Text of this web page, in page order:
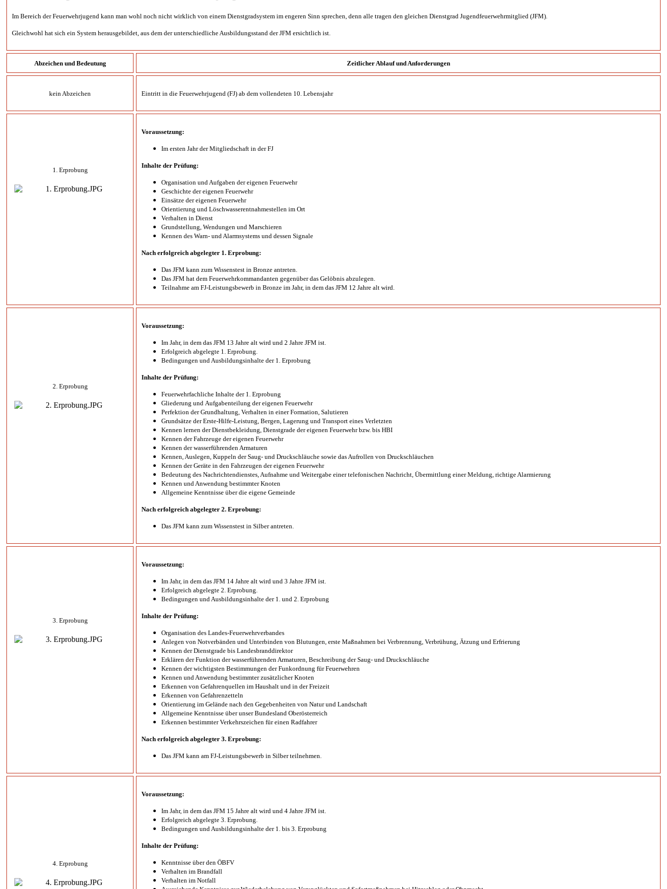
Im Bereich der Feuerwehrjugend kann man wohl noch nicht wirklich von einem Dienstgradsystem im engeren Sinn sprechen, denn alle tragen den gleichen Dienstgrad Jugendfeuerwehrmitglied (JFM).
Gleichwohl hat sich ein System herausgebildet, aus dem der unterschiedliche Ausbildungsstand der JFM ersichtlich ist.
Abzeichen und Bedeutung Zeitlicher Ablauf und Anforderungen
kein Abzeichen Eintritt in die Feuerwehrjugend (FJ) ab dem vollendeten 10. Lebensjahr
1. Erprobung
Voraussetzung:
Im ersten Jahr der Mitgliedschaft in der FJ
Inhalte der Prüfung:
Organisation und Aufgaben der eigenen Feuerwehr
Geschichte der eigenen Feuerwehr
Einsätze der eigenen Feuerwehr
Orientierung und Löschwasserentnahmestellen im Ort
Verhalten in Dienst
Grundstellung, Wendungen und Marschieren
Kennen des Warn- und Alarmsystems und dessen Signale
Nach erfolgreich abgelegter 1. Erprobung:
Das JFM kann zum Wissenstest in Bronze antreten.
Das JFM hat dem Feuerwehrkommandanten gegenüber das Gelöbnis abzulegen.
Teilnahme am FJ-Leistungsbewerb in Bronze im Jahr, in dem das JFM 12 Jahre alt wird.
2. Erprobung
Voraussetzung:
Im Jahr, in dem das JFM 13 Jahre alt wird und 2 Jahre JFM ist.
Erfolgreich abgelegte 1. Erprobung.
Bedingungen und Ausbildungsinhalte der 1. Erprobung
Inhalte der Prüfung:
Feuerwehrfachliche Inhalte der 1. Erprobung
Gliederung und Aufgabenteilung der eigenen Feuerwehr
Perfektion der Grundhaltung, Verhalten in einer Formation, Salutieren
Grundsätze der Erste-Hilfe-Leistung, Bergen, Lagerung und Transport eines Verletzten
Kennen lernen der Dienstbekleidung, Dienstgrade der eigenen Feuerwehr bzw. bis HBI
Kennen der Fahrzeuge der eigenen Feuerwehr
Kennen der wasserführenden Armaturen
Kennen, Auslegen, Kuppeln der Saug- und Druckschläuche sowie das Aufrollen von Druckschläuchen
Kennen der Geräte in den Fahrzeugen der eigenen Feuerwehr
Bedeutung des Nachrichtendienstes, Aufnahme und Weitergabe einer telefonischen Nachricht, Übermittlung einer Meldung, richtige Alarmierung
Kennen und Anwendung bestimmter Knoten
Allgemeine Kenntnisse über die eigene Gemeinde
Nach erfolgreich abgelegter 2. Erprobung:
Das JFM kann zum Wissenstest in Silber antreten.
3. Erprobung
Voraussetzung:
Im Jahr, in dem das JFM 14 Jahre alt wird und 3 Jahre JFM ist.
Erfolgreich abgelegte 2. Erprobung.
Bedingungen und Ausbildungsinhalte der 1. und 2. Erprobung
Inhalte der Prüfung:
Organisation des Landes-Feuerwehrverbandes
Anlegen von Notverbänden und Unterbinden von Blutungen, erste Maßnahmen bei Verbrennung, Verbrühung, Ätzung und Erfrierung
Kennen der Dienstgrade bis Landesbranddirektor
Erklären der Funktion der wasserführenden Armaturen, Beschreibung der Saug- und Druckschläuche
Kennen der wichtigsten Bestimmungen der Funkordnung für Feuerwehren
Kennen und Anwendung bestimmter zusätzlicher Knoten
Erkennen von Gefahrenquellen im Haushalt und in der Freizeit
Erkennen von Gefahrenzetteln
Orientierung im Gelände nach den Gegebenheiten von Natur und Landschaft
Allgemeine Kenntnisse über unser Bundesland Oberösterreich
Erkennen bestimmter Verkehrszeichen für einen Radfahrer
Nach erfolgreich abgelegter 3. Erprobung:
Das JFM kann am FJ-Leistungsbewerb in Silber teilnehmen.
4. Erprobung
Voraussetzung:
Im Jahr, in dem das JFM 15 Jahre alt wird und 4 Jahre JFM ist.
Erfolgreich abgelegte 3. Erprobung.
Bedingungen und Ausbildungsinhalte der 1. bis 3. Erprobung
Inhalte der Prüfung:
Kenntnisse über den ÖBFV
Verhalten im Brandfall
Verhalten im Notfall